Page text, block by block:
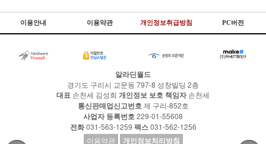
이용안내 이용약관 개인정보취급방침 PC버전
알라딘월드
경기도 구리시 교문동 797-8 성창빌딩 2층
대표 손천세 김성희 개인정보 보호 책임자손천세
통신판매업신고번호 제 구리-852호
사업자 등록번호229-01-55608
전화031-563-1259 팩스031-562-1256
이용약관
개인정보처리방침